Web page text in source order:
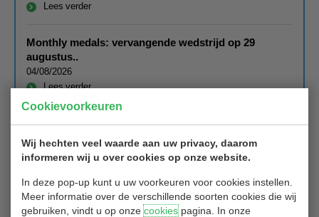
Cookievoorkeuren
Wij hechten veel waarde aan uw privacy, daarom
informeren wij u over cookies op onze website.
In deze pop-up kunt u uw voorkeuren voor cookies instellen.
Meer informatie over de verschillende soorten cookies die wij
gebruiken, vindt u op onzecookiespagina. In onze
Lees verder
Monthly medals: vervangende wedstrijd op 29
augustus..
04/08/2026
Lees verder
Nieuws van de baan: SUNday FUNday 4/8
11/07/2024